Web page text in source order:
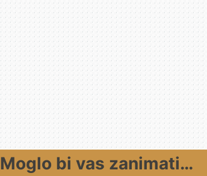
Moglo bi vas zanimati…